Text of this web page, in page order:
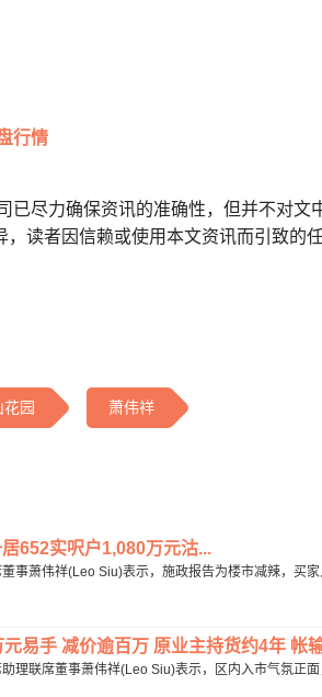
行情
已尽力确保资讯的准确性，但并不对
读者因信赖或使用本文资讯而引致的
园 萧伟祥
652实呎户1,080万元沽...
事萧伟祥(Leo Siu)表示，施政报告为楼市减辣，买
易手 减价逾百万 原业主持货约4年 帐
理联席董事萧伟祥(Leo Siu)表示，区内入市气氛正